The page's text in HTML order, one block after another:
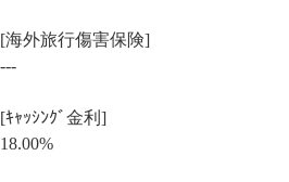
[海外旅行傷害保険]
---
[ｷｬｯｼﾝｸﾞ金利]
18.00%